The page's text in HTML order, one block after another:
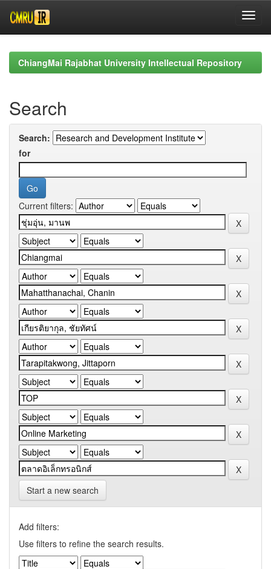
navigationChiangMai Rajabhat University Intellectual Repository
Search
Search:
for
Current filters:
Start a new search
Add filters:
Use filters to refine the search results.